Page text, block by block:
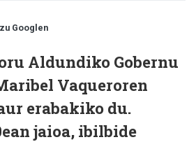
Googlen
Aldundiko Gobernu
Vaqueroren
erabakiko du.
jaioa, ibilbide